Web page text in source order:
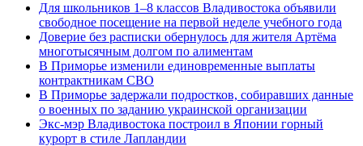
Для школьников 1–8 классов Владивостока объявили
свободное посещение на первой неделе учебного года
Доверие без расписки обернулось для жителя Артёма
многотысячным долгом по алиментам
В Приморье изменили единовременные выплаты
контрактникам СВО
В Приморье задержали подростков, собиравших данные
о военных по заданию украинской организации
Экс-мэр Владивостока построил в Японии горный
курорт в стиле Лапландии